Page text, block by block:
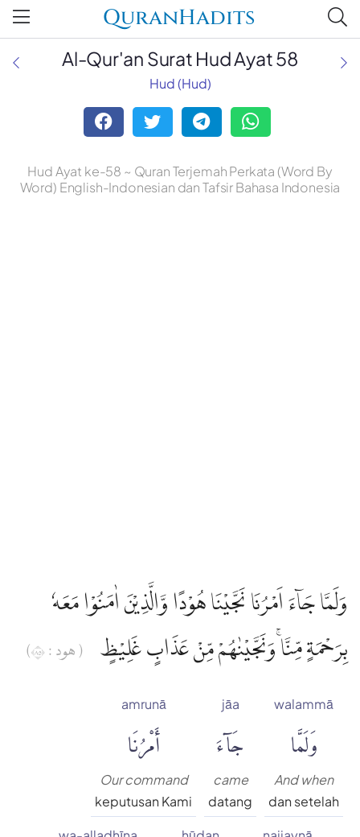
QuranHadits
Al-Qur'an Surat Hud Ayat 58
Hud (Hud)
Hud Ayat ke-58 ~ Quran Terjemah Perkata (Word By
Word) English-Indonesian dan Tafsir Bahasa Indonesia
وَلَمَّا جَاۤءَ اَمْرُنَا نَجَّيْنَا هُوْدًا وَّالَّذِيْنَ اٰمَنُوْا مَعَهٗ
بِرَحْمَةٍ مِّنَّاۚ وَنَجَّيْنٰهُمْ مِّنْ عَذَابٍ غَلِيْظٍ
( هود : ٥٨)
walammā
وَلَمَّا
And when
dan setelah
jāa
جَآءَ
came
datang
amrunā
أَمْرُنَا
Our command
keputusan Kami